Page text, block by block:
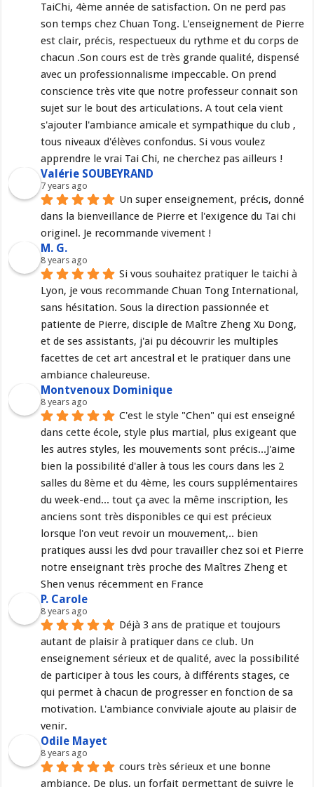
TaiChi, 4ème année de satisfaction. On ne perd pas
son temps chez Chuan Tong. L'enseignement de Pierre
est clair, précis, respectueux du rythme et du corps de
chacun .Son cours est de très grande qualité, dispensé
avec un professionnalisme impeccable. On prend
conscience très vite que notre professeur connait son
sujet sur le bout des articulations. A tout cela vient
s'ajouter l'ambiance amicale et sympathique du club ,
tous niveaux d'élèves confondus. Si vous voulez
apprendre le vrai Tai Chi, ne cherchez pas ailleurs !
Valérie SOUBEYRAND
7 years ago
Un super enseignement, précis, donné
dans la bienveillance de Pierre et l'exigence du Tai chi
originel. Je recommande vivement !
M. G.
8 years ago
Si vous souhaitez pratiquer le taichi à
Lyon, je vous recommande Chuan Tong International,
sans hésitation. Sous la direction passionnée et
patiente de Pierre, disciple de Maître Zheng Xu Dong,
et de ses assistants, j'ai pu découvrir les multiples
facettes de cet art ancestral et le pratiquer dans une
ambiance chaleureuse.
Montvenoux Dominique
8 years ago
C'est le style "Chen" qui est enseigné
dans cette école, style plus martial, plus exigeant que
les autres styles, les mouvements sont précis...J'aime
bien la possibilité d'aller à tous les cours dans les 2
salles du 8ème et du 4ème, les cours supplémentaires
du week-end... tout ça avec la même inscription, les
anciens sont très disponibles ce qui est précieux
lorsque l'on veut revoir un mouvement,.. bien
pratiques aussi les dvd pour travailler chez soi et Pierre
notre enseignant très proche des Maîtres Zheng et
Shen venus récemment en France
P. Carole
8 years ago
Déjà 3 ans de pratique et toujours
autant de plaisir à pratiquer dans ce club. Un
enseignement sérieux et de qualité, avec la possibilité
de participer à tous les cours, à différents stages, ce
qui permet à chacun de progresser en fonction de sa
motivation. L'ambiance conviviale ajoute au plaisir de
venir.
Odile Mayet
8 years ago
cours très sérieux et une bonne
ambiance. De plus, un forfait permettant de suivre le